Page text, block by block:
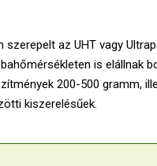
szerepelt az UHT vagy
is elállnak
200-500 gramm,
kiszerelésűek.